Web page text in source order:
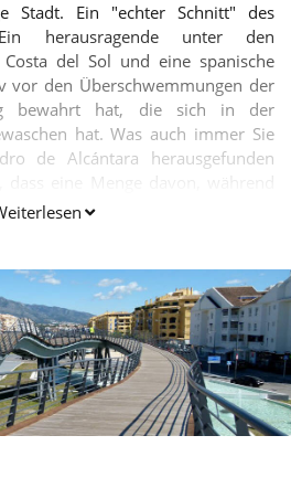
Stadt. Ein "echter Schnitt" des
herausragende unter den
del Sol und eine spanische
vor den Überschwemmungen der
bewahrt hat, die sich in der
hat. Was auch immer Sie
de Alcántara herausgefunden
dass eine Menge davon, während
sein.